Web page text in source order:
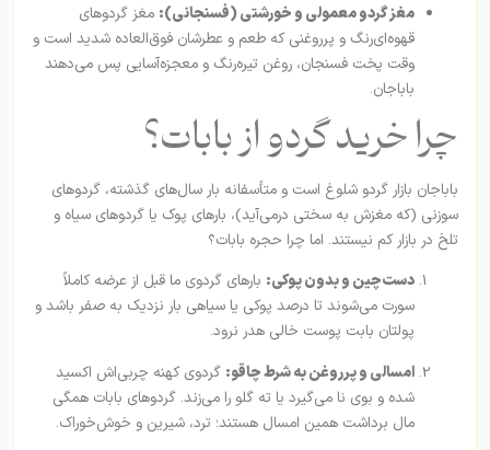
مغز گردو معمولی و خورشتی (فسنجانی): مغز گردوهای
قهوه‌ای‌رنگ و پرروغنی که طعم و عطرشان فوق‌العاده شدید است و
وقت پخت فسنجان، روغن تیره‌رنگ و معجزه‌آسایی پس می‌دهند
باباجان.
چرا خرید گردو از بابات؟
باباجان بازار گردو شلوغ است و متأسفانه بار سال‌های گذشته، گردوهای
سوزنی (که مغزش به سختی درمی‌آید)، بارهای پوک یا گردوهای سیاه و
تلخ در بازار کم نیستند. اما چرا حجره بابات؟
دست‌چین و بدون پوکی: بارهای گردوی ما قبل از عرضه‌ کاملاً
سورت می‌شوند تا درصد پوکی یا سیاهی بار نزدیک به صفر باشد و
پولتان بابت پوست خالی هدر نرود.
امسالی و پرروغن به شرط چاقو: گردوی کهنه چربی‌اش اکسید
شده و بوی نا می‌گیرد یا ته گلو را می‌زند. گردوهای بابات همگی
مال برداشت همین امسال هستند؛ ترد، شیرین و خوش‌خوراک.